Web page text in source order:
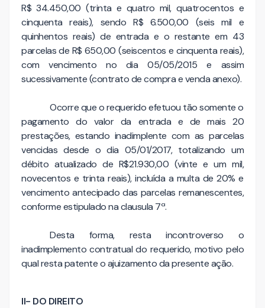
R$ 34.450,00 (trinta e quatro mil, quatrocentos e
cinquenta reais), sendo R$ 6.500,00 (seis mil e
quinhentos reais) de entrada e o restante em 43
parcelas de R$ 650,00 (seiscentos e cinquenta reais),
com vencimento no dia 05/05/2015 e assim
sucessivamente (contrato de compra e venda anexo).
Ocorre que o requerido efetuou tão somente o
pagamento do valor da entrada e de mais 20
prestações, estando inadimplente com as parcelas
vencidas desde o dia 05/01/2017, totalizando um
débito atualizado de R$21.930,00 (vinte e um mil,
novecentos e trinta reais), incluída a multa de 20% e
vencimento antecipado das parcelas remanescentes,
conforme estipulado na clausula 7ª.
Desta forma, resta incontroverso o
inadimplemento contratual do requerido, motivo pelo
qual resta patente o ajuizamento da presente ação.
II- DO DIREITO